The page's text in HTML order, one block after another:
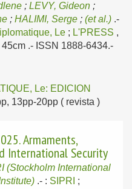
; LEVY, Gideon ;
; HALIMI, Serge ; (et al.) .-
Le ; L'PRESS ,
.- ISSN 1888-6434.-
Le: EDICION
13pp-20pp ( revista )
Armaments,
International Security
(Stockholm International
.- : SIPRI ;